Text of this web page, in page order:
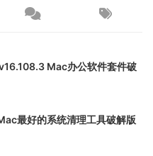
Mac办公软件套件破
最好的系统清理工具破解版